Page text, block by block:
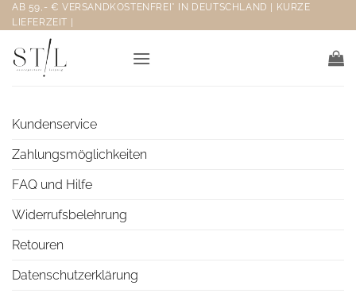
Zum
Inhalt
springen
AB 59,- € VERSANDKOSTENFREI* IN DEUTSCHLAND | KURZE
LIEFERZEIT |
Kundenservice
Zahlungsmöglichkeiten
FAQ und Hilfe
Widerrufsbelehrung
Retouren
Datenschutzerklärung